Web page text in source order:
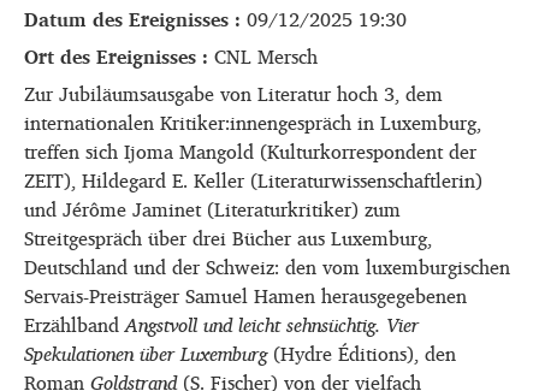
Datum des Ereignisses : 09/12/2025 19:30
Ort des Ereignisses : CNL Mersch
Zur Jubiläumsausgabe von Literatur hoch 3, dem
internationalen Kritiker:innengespräch in Luxemburg,
treffen sich Ijoma Mangold (Kulturkorrespondent der
ZEIT), Hildegard E. Keller (Literaturwissenschaftlerin)
und Jérôme Jaminet (Literaturkritiker) zum
Streitgespräch über drei Bücher aus Luxemburg,
Deutschland und der Schweiz: den vom luxemburgischen
Servais-Preisträger Samuel Hamen herausgegebenen
ErzählbandAngstvoll und leicht sehnsüchtig. Vier
Spekulationen über Luxemburg(Hydre Éditions), den
RomanGoldstrand(S. Fischer) von der vielfach